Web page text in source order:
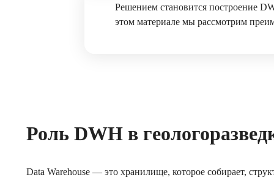
Решением становится построение
этом материале мы рассмотрим
Роль DWH в
Data Warehouse — это хранилище, которое собирает,